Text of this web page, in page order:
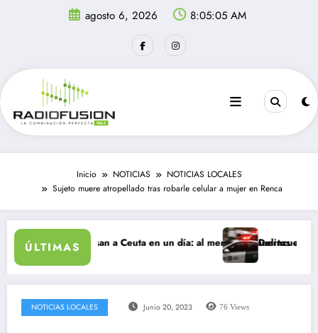
agosto 6, 2026 8:05:05 AM
Inicio NOTICIAS
NOTICIAS LOCALES
Sujeto muere atropellado tras robarle celular a mujer en Renca
ÚLTIMAS
ingresan a Ceuta en un día: al menos 34 muertos en la crisis.
Delincuentes
NOTICIAS LOCALES Junio 20, 2023 76 Views